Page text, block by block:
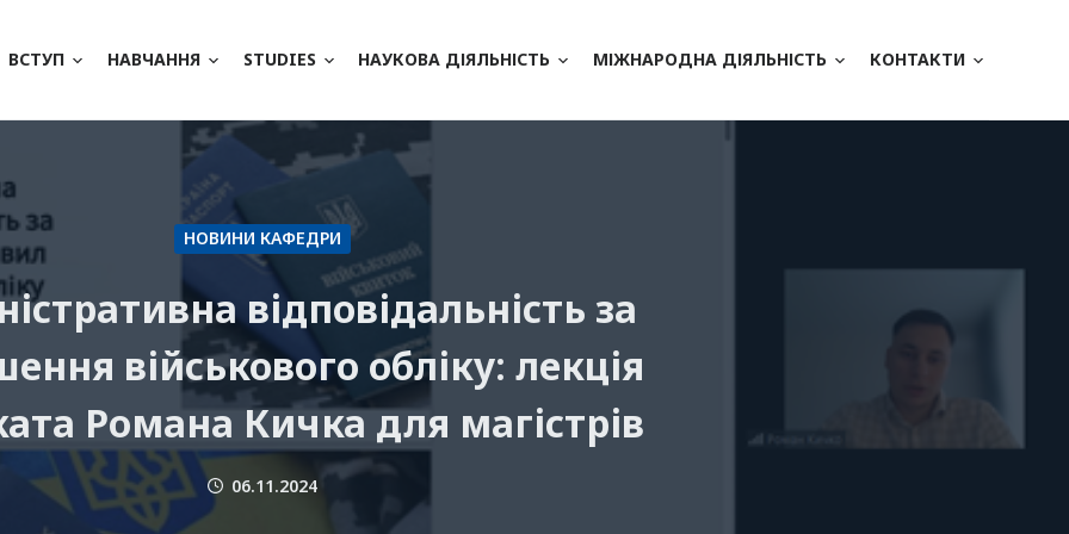
ВСТУП НАВЧАННЯ STUDIES НАУКОВА ДІЯЛЬНІСТЬ МІЖНАРОДНА ДІЯЛЬНІСТЬ КОНТАКТИ
НОВИНИ КАФЕДРИ
відповідальність за
військового обліку: лекція
Романа Кичка для магістрів
06.11.2024